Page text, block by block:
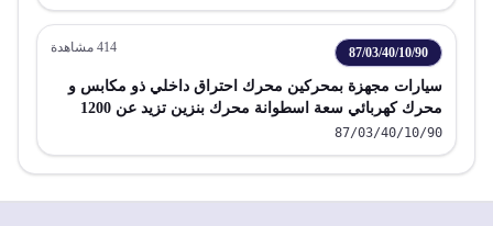
87/03/40/10/90
414 مشاهدة
سيارات مجهزة بمحركين محرك احتراق داخلي ذو مكابس و
محرك كهربائي سعة اسطوانة محرك بنزين تزيد عن 1200
بمصدر خارجي للطاقة الكهربائية
87/03/40/10/90